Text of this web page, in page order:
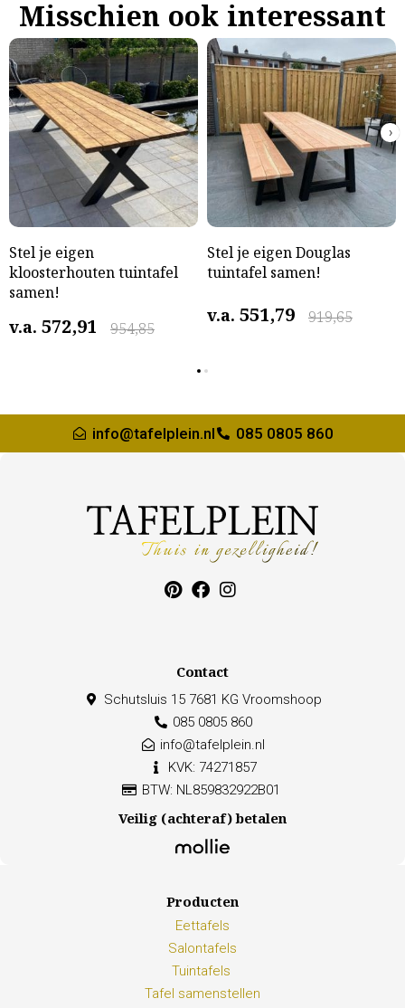
Misschien ook interessant
Stel je eigen
kloosterhouten tuintafel
samen!
v.a. 954,85
572,91
Stel je eigen Douglas
tuintafel samen!
v.a. 919,65
551,79
›
info@tafelplein.nl 085 0805 860
Contact
Schutsluis 15 7681 KG Vroomshoop
085 0805 860
info@tafelplein.nl
KVK: 74271857
BTW: NL859832922B01
Veilig (achteraf) betalen
Producten
Eettafels
Salontafels
Tuintafels
Tafel samenstellen